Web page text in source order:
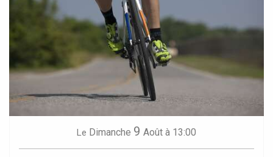
Le Dimanche 9 Août à 13:00